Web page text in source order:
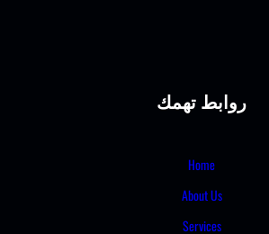
روابط تهمك
Home
About Us
Services